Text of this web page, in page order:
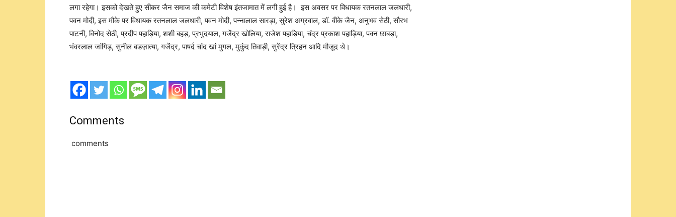
लगा रहेगा। इसको देखते हुए सीकर जैन समाज की कमेटी विशेष इंतजामात में लगी हुई है। इस अवसर पर विधायक रतनलाल जलधारी,
पवन मोदी, इस मौके पर विधायक रतनलाल जलधारी, पवन मोदी, पन्नालाल सारड़ा, सुरेश अग्रवाल, डॉ. वीके जैन, अनुभव सेठी, सौरभ
पाटनी, विनोद सेठी, प्रदीप पहाड़िया, शशी बहड़, प्रभुदयाल, गजेंद्र खोलिया, राजेश पहाड़िया, चंद्र प्रकाश पहाड़िया, पवन छाबड़ा,
भंवरलाल जांगिड़, सुनील बडज़ात्या, गजेंद्र, पाषर्द चांद खां मुगल, मुकुंद तिवाड़ी, सुरेंद्र त्रिहन आदि मौजूद थे।
Comments
comments